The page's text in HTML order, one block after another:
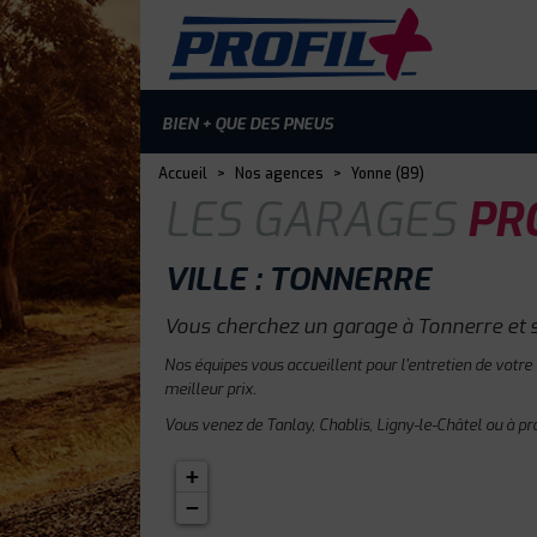
BIEN + QUE DES PNEUS
Accueil > Nos agences > Yonne (89)
LES GARAGES
VILLE : TONNERRE
Vous cherchez un garage à Tonnerre et
Nos équipes vous accueillent pour l'entretien de
meilleur prix.
Vous venez de Tanlay, Chablis, Ligny-le-Châtel ou à
+
−